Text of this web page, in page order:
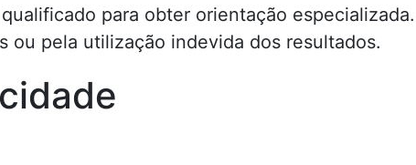
para obter orientação
ou pela utilização indevida dos resultados.